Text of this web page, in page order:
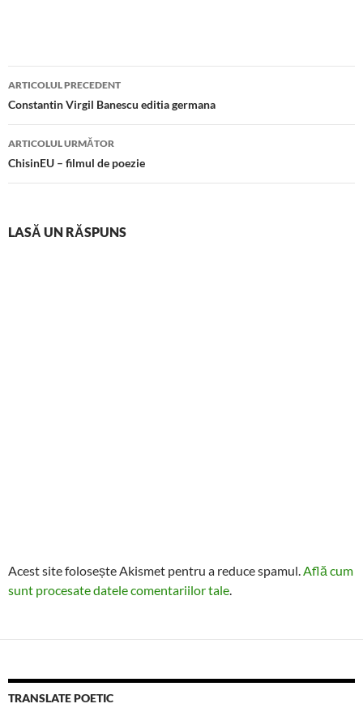
Navigare
în
articole
ARTICOLUL PRECEDENT
Constantin Virgil Banescu editia germana
ARTICOLUL URMĂTOR
ChisinEU – filmul de poezie
LASĂ UN RĂSPUNS
Acest site folosește Akismet pentru a reduce spamul.Află cum
sunt procesate datele comentariilor tale.
TRANSLATE POETIC